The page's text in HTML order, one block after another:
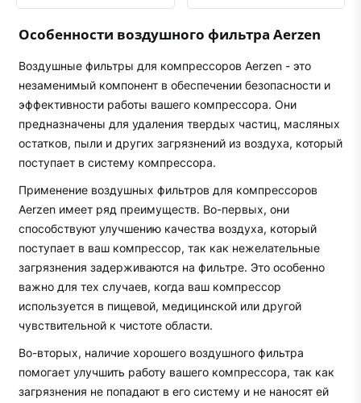
Особенности воздушного фильтра Aerzen
Воздушные фильтры для компрессоров Aerzen - это
незаменимый компонент в обеспечении безопасности и
эффективности работы вашего компрессора. Они
предназначены для удаления твердых частиц, масляных
остатков, пыли и других загрязнений из воздуха, который
поступает в систему компрессора.
Применение воздушных фильтров для компрессоров
Aerzen имеет ряд преимуществ. Во-первых, они
способствуют улучшению качества воздуха, который
поступает в ваш компрессор, так как нежелательные
загрязнения задерживаются на фильтре. Это особенно
важно для тех случаев, когда ваш компрессор
используется в пищевой, медицинской или другой
чувствительной к чистоте области.
Во-вторых, наличие хорошего воздушного фильтра
помогает улучшить работу вашего компрессора, так как
загрязнения не попадают в его систему и не наносят ей